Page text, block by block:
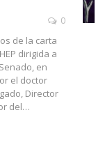
0
de la carta
dirigida a
en
el doctor
Director
del…